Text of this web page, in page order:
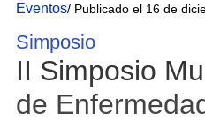
Eventos/ Publicado el 16 de
Simposio
II Simposio
de